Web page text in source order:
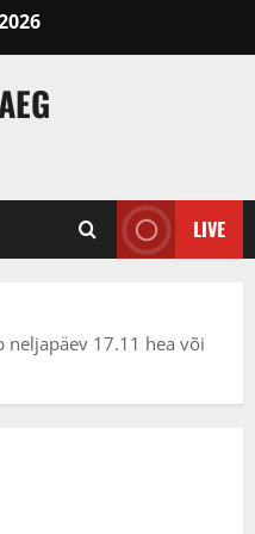
LIVE
17.11 hea või